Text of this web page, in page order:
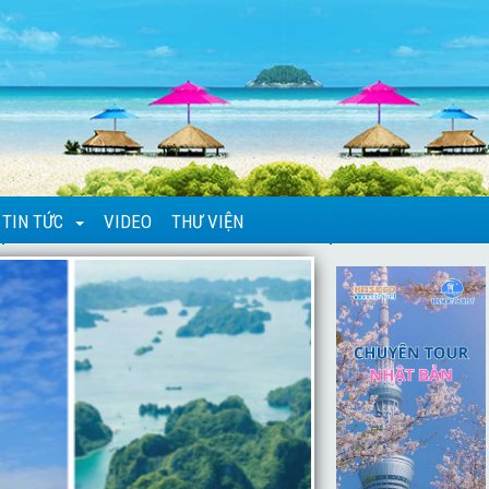
TIN TỨC VIDEO THƯ VIỆN